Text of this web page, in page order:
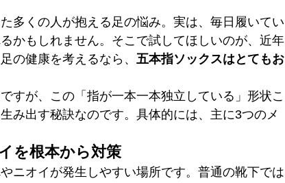
多くの人が抱える足の悩み。実は、毎日履いてい
かもしれません。そこで試してほしいのが、近年
の健康を考えるなら、 五本指ソックスはとてもお
すが、この「指が一本一本独立している」形状こ
み出す秘訣なのです。具体的には、主に3つのメ
を根本から対策
ニオイが発生しやすい場所です。普通の靴下では